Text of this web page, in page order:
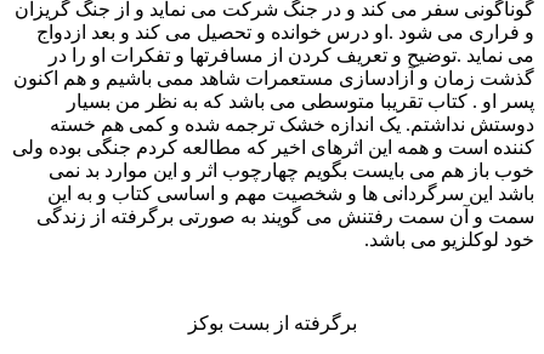
گوناگونی سفر می کند و در جنگ شرکت می نماید و از جنگ گریزان
و فراری می شود .او درس خوانده و تحصیل می کند و بعد ازدواج
می نماید .توضیح و تعریف کردن از مسافرتها و تفکرات او را در
گذشت زمان و آزادسازی مستعمرات شاهد ممی باشیم و هم اکنون
پسر او . کتاب تقریبا متوسطی می باشد که به نظر من بسیار
دوستش نداشتم. یک اندازه خشک ترجمه شده و کمی هم خسته
کننده است و همه این اثرهای اخیر که مطالعه کردم جنگی بوده ولی
خوب باز هم می بایست بگویم چهارچوب اثر و این موارد بد نمی
باشد این سرگردانی ها و شخصیت مهم و اساسی کتاب و به این
سمت و آن سمت رفتنش می گویند به صورتی برگرفته از زندگی
خود لوکلزیو می باشد.
برگرفته از بست بوکز